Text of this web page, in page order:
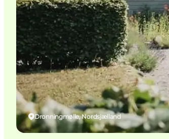
Dronningmølle, Nordsjælland